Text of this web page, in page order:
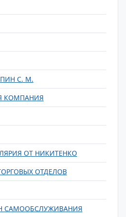
С. М.
КОМПАНИЯ
ОТ НИКИТЕНКО
ОТДЕЛОВ
САМООБСЛУЖИВАНИЯ